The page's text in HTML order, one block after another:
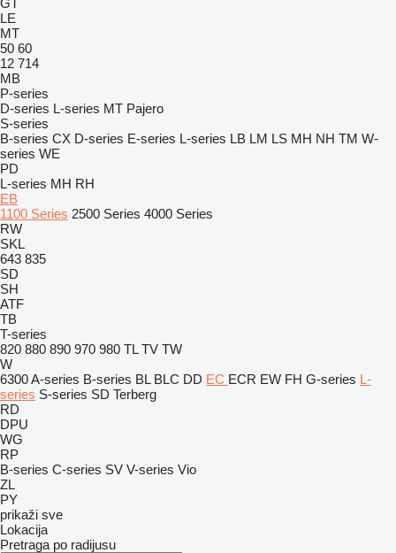
GT
LE
MT
50 60
12 714
MB
P-series
D-series L-series MT Pajero
S-series
B-series CX D-series E-series L-series LB LM LS MH NH TM W-
series WE
PD
L-series MH RH
EB
1100 Series 2500 Series 4000 Series
RW
SKL
643 835
SD
SH
ATF
TB
T-series
820 880 890 970 980 TL TV TW
W
6300A-series B-series BL BLC DD EC ECR EW FH G-series L-
series S-series SD Terberg
RD
DPU
WG
RP
B-series C-series SV V-series Vio
ZL
PY
prikaži sve
Lokacija
Pretraga po radijusu